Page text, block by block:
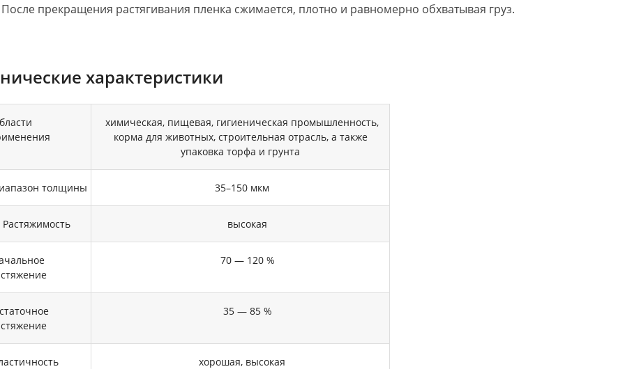
После прекращения растягивания пленка сжимается, плотно и равномерно обхватывая груз.
характеристики
химическая, пищевая, гигиеническая промышленность,
корма для животных, строительная отрасль, а также
упаковка торфа и грунта
толщины 35–150 мкм
высокая
70 — 120 %
35 — 85 %
хорошая, высокая